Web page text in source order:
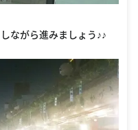
ながら進みましょう♪♪